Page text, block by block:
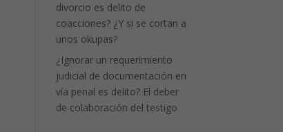
divorcio es delito de
coacciones? ¿Y si se cortan a
unos okupas?
¿Ignorar un requerimiento
judicial de documentación en
vía penal es delito? El deber
de colaboración del testigo